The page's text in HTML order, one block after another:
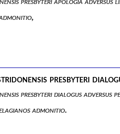
presbyteri
presbyteri dialogus
admonitio.